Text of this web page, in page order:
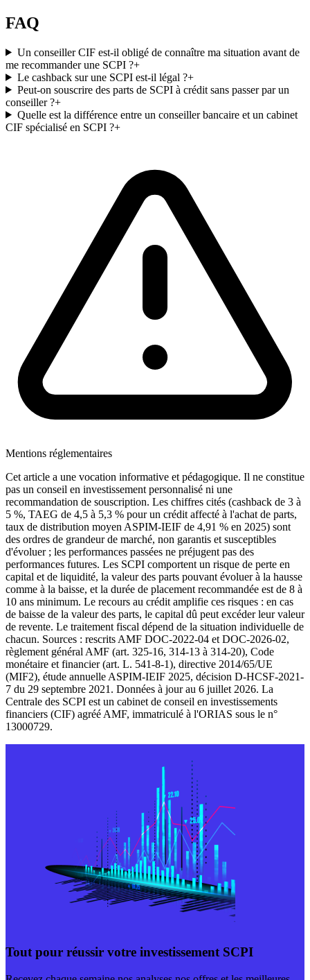
FAQ
Un conseiller CIF est-il obligé de connaître ma situation avant de
me recommander une SCPI ?+
Le cashback sur une SCPI est-il légal ?+
Peut-on souscrire des parts de SCPI à crédit sans passer par un
conseiller ?+
Quelle est la différence entre un conseiller bancaire et un cabinet
CIF spécialisé en SCPI ?+
Mentions réglementaires
Cet article a une vocation informative et pédagogique. Il ne constitue
pas un conseil en investissement personnalisé ni une
recommandation de souscription. Les chiffres cités (cashback de 3 à
5 %, TAEG de 4,5 à 5,3 % pour un crédit affecté à l'achat de parts,
taux de distribution moyen ASPIM-IEIF de 4,91 % en 2025) sont
des ordres de grandeur de marché, non garantis et susceptibles
d'évoluer ; les performances passées ne préjugent pas des
performances futures. Les SCPI comportent un risque de perte en
capital et de liquidité, la valeur des parts pouvant évoluer à la hausse
comme à la baisse, et la durée de placement recommandée est de 8 à
10 ans minimum. Le recours au crédit amplifie ces risques : en cas
de baisse de la valeur des parts, le capital dû peut excéder leur valeur
de revente. Le traitement fiscal dépend de la situation individuelle de
chacun. Sources : rescrits AMF DOC-2022-04 et DOC-2026-02,
règlement général AMF (art. 325-16, 314-13 à 314-20), Code
monétaire et financier (art. L. 541-8-1), directive 2014/65/UE
(MIF2), étude annuelle ASPIM-IEIF 2025, décision D-HCSF-2021-
7 du 29 septembre 2021. Données à jour au 6 juillet 2026. La
Centrale des SCPI est un cabinet de conseil en investissements
financiers (CIF) agréé AMF, immatriculé à l'ORIAS sous le n°
13000729.
Tout pour réussir votre investissement SCPI